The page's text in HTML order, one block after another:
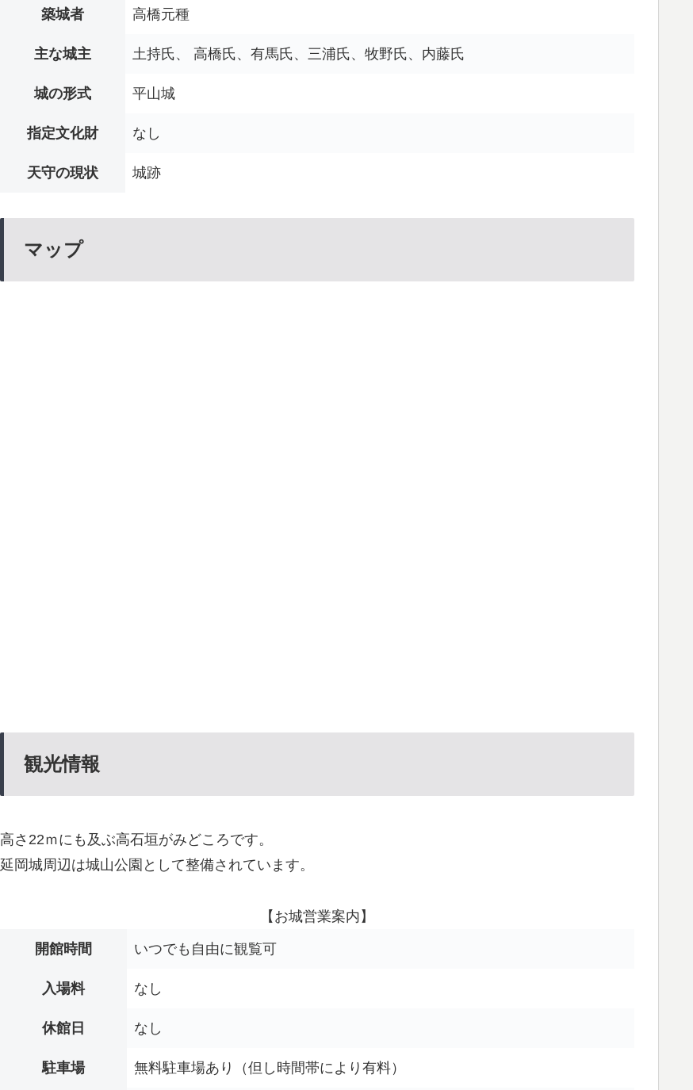
築城者 高橋元種
主な城主 土持氏、 高橋氏、有馬氏、三浦氏、牧野氏、内藤氏
城の形式 平山城
指定文化財 なし
天守の現状 城跡
マップ
観光情報
高さ22ｍにも及ぶ高石垣がみどころです。
延岡城周辺は城山公園として整備されています。
【お城営業案内】
開館時間 いつでも自由に観覧可
入場料 なし
休館日 なし
駐車場 無料駐車場あり（但し時間帯により有料）